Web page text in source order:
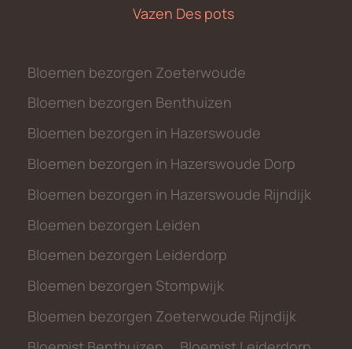
Vazen Des pots
Bloemen bezorgen Zoeterwoude
Bloemen bezorgen Benthuizen
Bloemen bezorgen in Hazerswoude
Bloemen bezorgen in Hazerswoude Dorp
Bloemen bezorgen in Hazerswoude Rijndijk
Bloemen bezorgen Leiden
Bloemen bezorgen Leiderdorp
Bloemen bezorgen Stompwijk
Bloemen bezorgen Zoeterwoude Rijndijk